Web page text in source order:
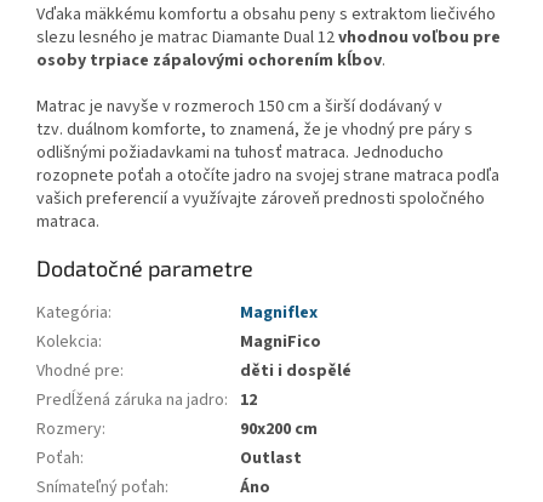
Vďaka mäkkému komfortu a obsahu peny s extraktom liečivého
slezu lesného je matrac Diamante Dual 12vhodnou voľbou pre
osoby trpiace zápalovými ochorením kĺbov.
Matrac je navyše v rozmeroch 150 cm a širší dodávaný v
tzv. duálnom komforte, to znamená, že je vhodný pre páry s
odlišnými požiadavkami na tuhosť matraca. Jednoducho
rozopnete poťah a otočíte jadro na svojej strane matraca podľa
vašich preferencií a využívajte zároveň prednosti spoločného
matraca.
Dodatočné parametre
Kategória:
Magniflex
Kolekcia:
MagniFico
Vhodné pre:
děti i dospělé
Predĺžená záruka na jadro: 12
Rozmery:
90x200 cm
Poťah:
Outlast
Snímateľný poťah:
Áno